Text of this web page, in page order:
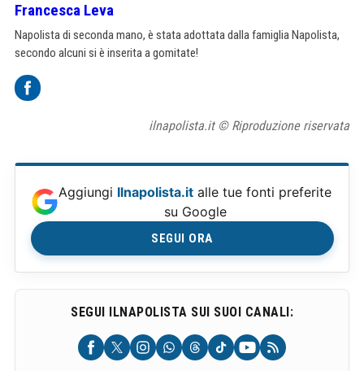
Francesca Leva
Napolista di seconda mano, è stata adottata dalla famiglia Napolista,
secondo alcuni si è inserita a gomitate!
ilnapolista.it © Riproduzione riservata
Aggiungi Ilnapolista.it alle tue fonti preferite
su Google
SEGUI ORA
SEGUI ILNAPOLISTA SUI SUOI CANALI: